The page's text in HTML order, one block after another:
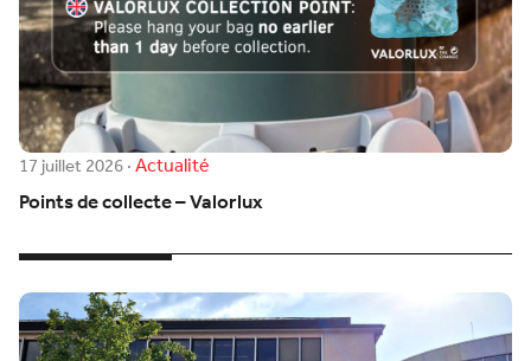
17 juillet 2026·Actualité
Points de collecte – Valorlux